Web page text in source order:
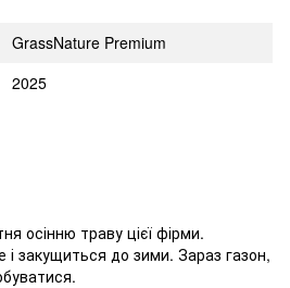
GrassNature Premium
2025
осінню траву цієї фірми.
закущиться до зими. Зараз газон,